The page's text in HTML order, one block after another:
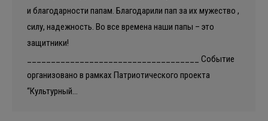
и благодарности папам. Благодарили пап за их мужество ,
силу, надежность. Во все времена наши папы – это
защитники!
____________________________________ Событие
организовано в рамках Патриотического проекта
“Культурный…